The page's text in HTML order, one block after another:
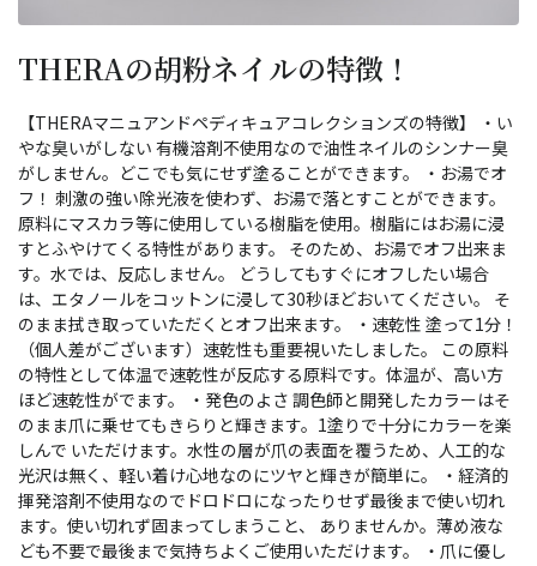
THERAの胡粉ネイルの特徴！
【THERAマニュアンドペディキュアコレクションズの特徴】 ・い
やな臭いがしない 有機溶剤不使用なので油性ネイルのシンナー臭
がしません。どこでも気にせず塗ることができます。 ・お湯でオ
フ！ 刺激の強い除光液を使わず、お湯で落とすことができます。
原料にマスカラ等に使用している樹脂を使用。樹脂にはお湯に浸
すとふやけてくる特性があります。 そのため、お湯でオフ出来ま
す。水では、反応しません。 どうしてもすぐにオフしたい場合
は、エタノールをコットンに浸して30秒ほどおいてください。 そ
のまま拭き取っていただくとオフ出来ます。 ・速乾性 塗って1分！
（個人差がございます）速乾性も重要視いたしました。 この原料
の特性として体温で速乾性が反応する原料です。体温が、高い方
ほど速乾性がでます。 ・発色のよさ 調色師と開発したカラーはそ
のまま爪に乗せてもきらりと輝きます。1塗りで十分にカラーを楽
しんで いただけます。水性の層が爪の表面を覆うため、人工的な
光沢は無く、軽い着け心地なのにツヤと輝きが簡単に。 ・経済的
揮発溶剤不使用なのでドロドロになったりせず最後まで使い切れ
ます。使い切れず固まってしまうこと、 ありませんか。薄め液な
ども不要で最後まで気持ちよくご使用いただけます。 ・爪に優し